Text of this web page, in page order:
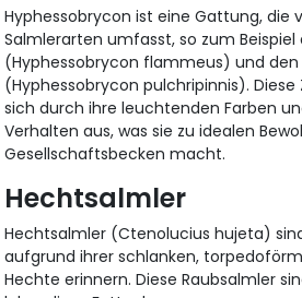
Hyphessobrycon ist eine Gattung, die
Salmlerarten umfasst, so zum Beispiel
(Hyphessobrycon flammeus) und
(Hyphessobrycon pulchripinnis).
sich durch ihre leuchtenden Farben
Verhalten aus, was sie zu idealen
Gesellschaftsbecken macht.
Hechtsalmler
Hechtsalmler (Ctenolucius hujeta)
aufgrund ihrer schlanken,
Hechte erinnern. Diese Raubsalmler